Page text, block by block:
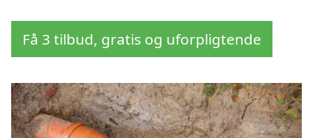
Få 3 tilbud, gratis og uforpligtende